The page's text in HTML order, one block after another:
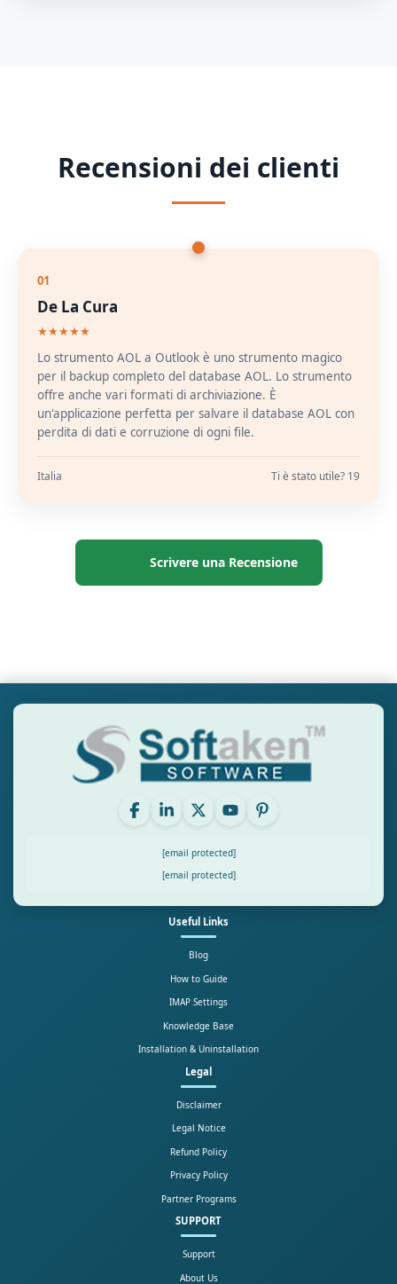
Recensioni dei clienti
01
De La Cura
★★★★★
Lo strumento AOL a Outlook è uno strumento magico
per il backup completo del database AOL. Lo strumento
offre anche vari formati di archiviazione. È
un'applicazione perfetta per salvare il database AOL con
perdita di dati e corruzione di ogni file.
Italia Ti è stato utile? 19
Scrivere una Recensione
[email protected]
[email protected]
Useful Links
Blog
How to Guide
IMAP Settings
Knowledge Base
Installation & Uninstallation
Legal
Disclaimer
Legal Notice
Refund Policy
Privacy Policy
Partner Programs
SUPPORT
Support
About Us